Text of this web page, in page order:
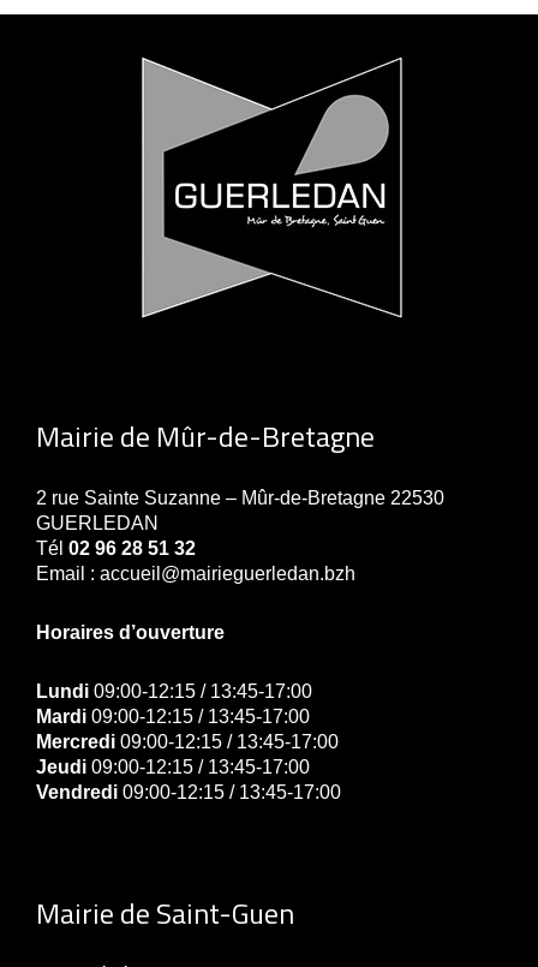
Mairie de Mûr-de-Bretagne
2 rue Sainte Suzanne – Mûr-de-Bretagne 22530
GUERLEDAN
Tél 02 96 28 51 32
Email : accueil@mairieguerledan.bzh
Horaires d’ouverture
Lundi 09:00-12:15 / 13:45-17:00
Mardi 09:00-12:15 / 13:45-17:00
Mercredi 09:00-12:15 / 13:45-17:00
Jeudi 09:00-12:15 / 13:45-17:00
Vendredi 09:00-12:15 / 13:45-17:00
Mairie de Saint-Guen